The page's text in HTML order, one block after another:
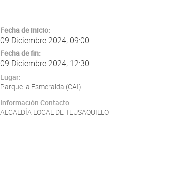
Fecha de inicio:
09 Diciembre 2024, 09:00
Fecha de fin:
09 Diciembre 2024, 12:30
Lugar:
Parque la Esmeralda (CAI)
Información Contacto:
ALCALDÍA LOCAL DE TEUSAQUILLO